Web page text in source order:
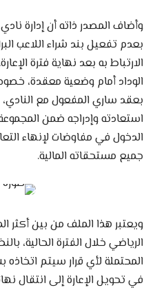
وأضاف المصدر ذاته أن إدارة نادي
بعدم تفعيل بند شراء اللاعب
الارتباط به بعد نهاية فترة
الوداد أمام وضعية معقدة، خصوصا
بعقد ساري المفعول مع النادي،
استعادته وإدراجه ضمن المجموعة
الدخول في مفاوضات لإنهاء
جميع مستحقاته المالية.
ويعتبر هذا الملف من بين أكثر
الرياضي خلال الفترة الحالية،
المحتملة لأي قرار سيتم اتخاذه
في تحويل الإعارة إلى انتقال